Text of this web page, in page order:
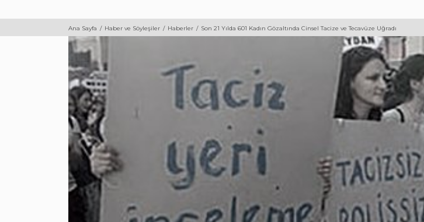
Ana Sayfa Haber ve Söyleşiler Haberler Son 21 Yılda 601 Kadın Gözaltında Cinsel Tacize ve Tecavüze Uğradı